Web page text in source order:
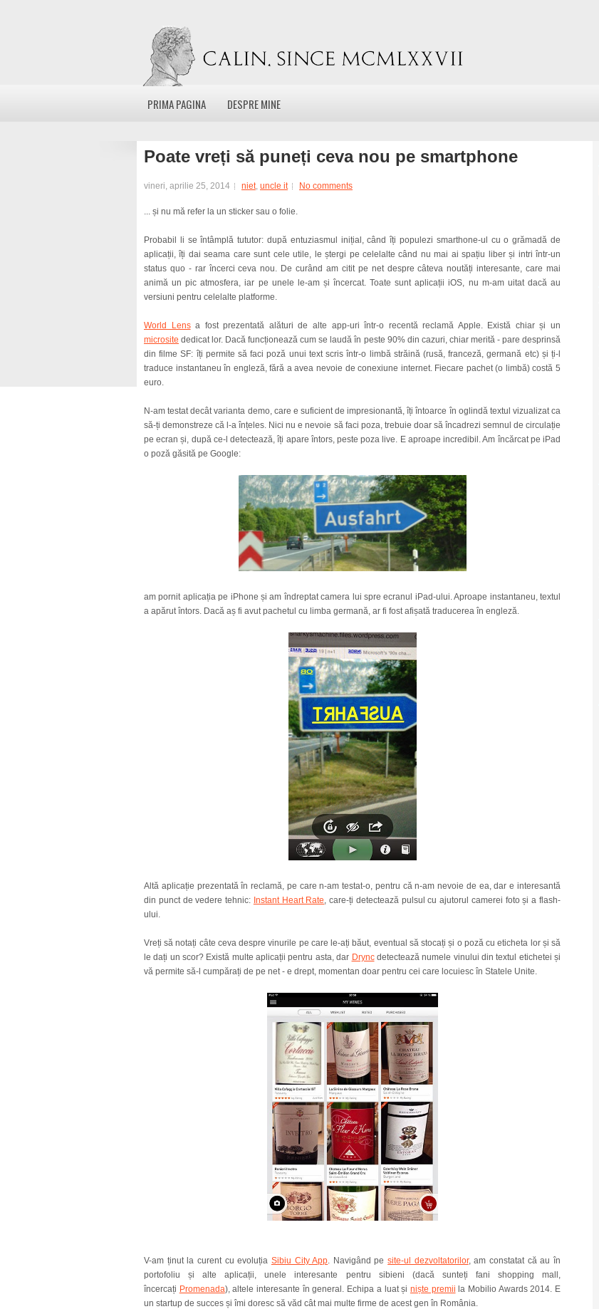
PRIMA PAGINA DESPRE MINE
Poate vreți să puneți ceva nou pe smartphone
vineri, aprilie 25, 2014 niet, uncle it No comments
... și nu mă refer la un sticker sau o folie.
Probabil li se întâmplă tututor: după entuziasmul inițial, când îți populezi smarthone-ul cu o grămadă de
aplicații, îți dai seama care sunt cele utile, le ștergi pe celelalte când nu mai ai spațiu liber și intri într-un
status quo - rar încerci ceva nou. De curând am citit pe net despre câteva noutăți interesante, care mai
animă un pic atmosfera, iar pe unele le-am și încercat. Toate sunt aplicații iOS, nu m-am uitat dacă au
versiuni pentru celelalte platforme.
World Lensa fost prezentată alături de alte app-uri într-o recentă reclamă Apple. Există chiar și un
microsite dedicat lor. Dacă funcționează cum se laudă în peste 90% din cazuri, chiar merită - pare desprinsă
din filme SF: îți permite să faci poză unui text scris într-o limbă străină (rusă, franceză, germană etc) și ți-l
traduce instantaneu în engleză, fără a avea nevoie de conexiune internet. Fiecare pachet (o limbă) costă 5
euro.
N-am testat decât varianta demo, care e suficient de impresionantă, îți întoarce în oglindă textul vizualizat ca
să-ți demonstreze că l-a înțeles. Nici nu e nevoie să faci poza, trebuie doar să încadrezi semnul de circulație
pe ecran și, după ce-l detectează, îți apare întors, peste poza live. E aproape incredibil. Am încărcat pe iPad
o poză găsită pe Google:
am pornit aplicația pe iPhone și am îndreptat camera lui spre ecranul iPad-ului. Aproape instantaneu, textul
a apărut întors. Dacă aș fi avut pachetul cu limba germană, ar fi fost afișată traducerea în engleză.
Altă aplicație prezentată în reclamă, pe care n-am testat-o, pentru că n-am nevoie de ea, dar e interesantă
din punct de vedere tehnic: Instant Heart Rate, care-ți detectează pulsul cu ajutorul camerei foto și a flash-
ului.
Vreți să notați câte ceva despre vinurile pe care le-ați băut, eventual să stocați și o poză cu eticheta lor și să
le dați un scor? Există multe aplicații pentru asta, dar Dryncdetectează numele vinului din textul etichetei și
vă permite să-l cumpărați de pe net - e drept, momentan doar pentru cei care locuiesc în Statele Unite.
V-am ținut la curent cu evoluția Sibiu City App. Navigând pesite-ul dezvoltatorilor, am constatat că au în
portofoliu și alte aplicații, unele interesante pentru sibieni (dacă sunteți fani shopping mall,
încercați Promenada), altele interesante în general. Echipa a luat și niște premii la Mobilio Awards 2014. E
un startup de succes și îmi doresc să văd cât mai multe firme de acest gen în România.